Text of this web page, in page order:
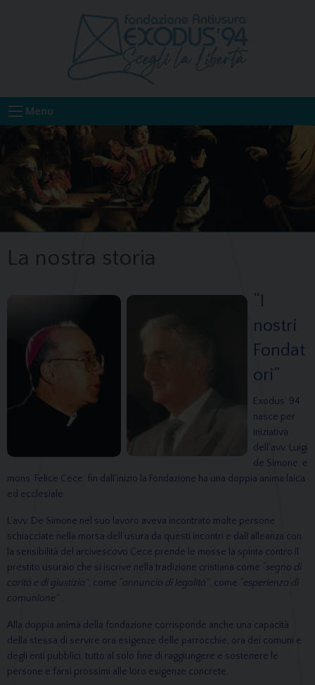
Menu
La nostra storia
“I
nostri
Fondat
ori”
Exodus’ 94
nasce per
iniziativa
dell’avv. Luigi
de Simone e
mons. Felice Cece: fin dall’inizio la Fondazione ha una doppia anima laica
ed ecclesiale.
L’avv. De Simone nel suo lavoro aveva incontrato molte persone
schiacciate nella morsa dell’usura da questi incontri e dall’alleanza con
la sensibilità del arcivescovo Cece prende le mosse la spinta contro il
prestito usuraio che si iscrive nella tradizione cristiana come “segno di
carità e di giustizia”, come “annuncio di legalità”, come “esperienza di
comunione”
Alla doppia anima della fondazione corrisponde anche una capacità
della stessa di servire ora esigenze delle parrocchie, ora dei comuni e
degli enti pubblici, tutto al solo fine di raggiungere e sostenere le
persone e farsi prossimi alle loro esigenze concrete.